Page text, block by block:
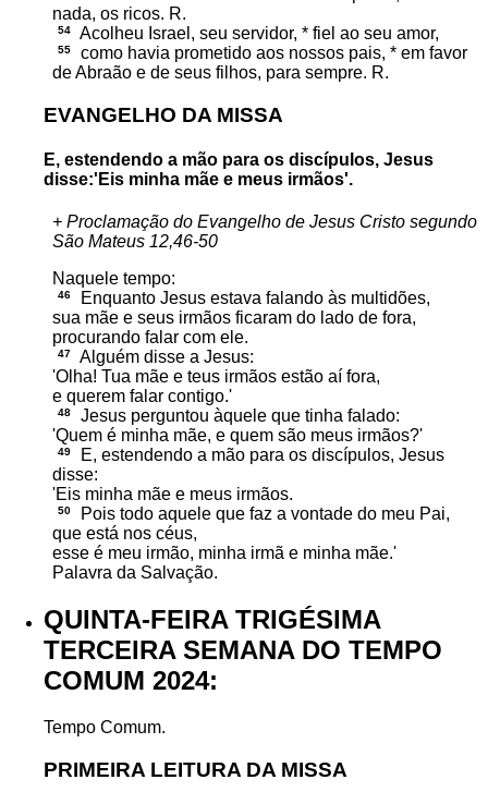
nada, os ricos. R.
54 Acolheu Israel, seu servidor, * fiel ao seu amor,
55
como havia prometido aos nossos pais, * em favor
de Abraão e de seus filhos, para sempre. R.
EVANGELHO DA MISSA
E, estendendo a mão para os discípulos, Jesus
disse:'Eis minha mãe e meus irmãos'.
+ Proclamação do Evangelho de Jesus Cristo segundo
São Mateus 12,46-50
Naquele tempo:
46
Enquanto Jesus estava falando às multidões,
sua mãe e seus irmãos ficaram do lado de fora,
procurando falar com ele.
47
Alguém disse a Jesus:
'Olha! Tua mãe e teus irmãos estão aí fora,
e querem falar contigo.'
48
Jesus perguntou àquele que tinha falado:
'Quem é minha mãe, e quem são meus irmãos?'
49
E, estendendo a mão para os discípulos, Jesus
disse:
'Eis minha mãe e meus irmãos.
50
Pois todo aquele que faz a vontade do meu Pai,
que está nos céus,
esse é meu irmão, minha irmã e minha mãe.'
Palavra da Salvação.
QUINTA-FEIRA TRIGÉSIMA
TERCEIRA SEMANA DO TEMPO
COMUM 2024:
Tempo Comum.
PRIMEIRA LEITURA DA MISSA